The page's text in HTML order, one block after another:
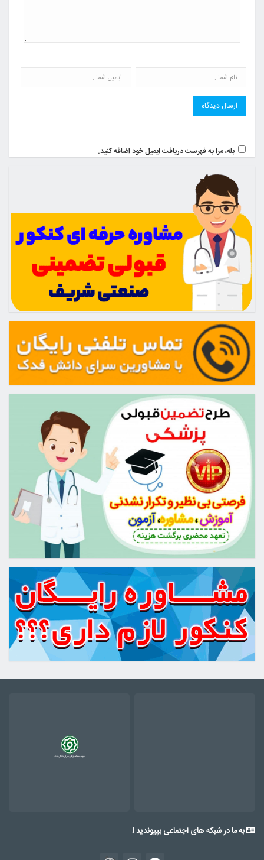
بله، مرا به فهرست دریافت ایمیل خود اضافه کنید.
به ما در شبکه های اجتماعی بپیوندید !